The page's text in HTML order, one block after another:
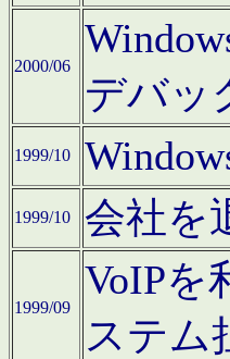
2000/06
デバッ
1999/10
1999/10 会社を
1999/09
VoIPを
ステム